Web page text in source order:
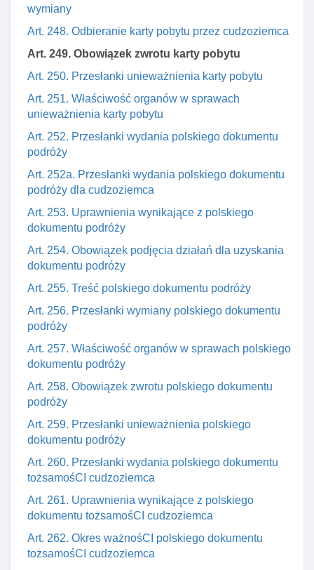
wymiany
Art. 248. Odbieranie karty pobytu przez cudzoziemca
Art. 249. Obowiązek zwrotu karty pobytu
Art. 250. Przesłanki unieważnienia karty pobytu
Art. 251. Właściwość organów w sprawach
unieważnienia karty pobytu
Art. 252. Przesłanki wydania polskiego dokumentu
podróży
Art. 252a. Przesłanki wydania polskiego dokumentu
podróży dla cudzoziemca
Art. 253. Uprawnienia wynikające z polskiego
dokumentu podróży
Art. 254. Obowiązek podjęcia działań dla uzyskania
dokumentu podróży
Art. 255. Treść polskiego dokumentu podróży
Art. 256. Przesłanki wymiany polskiego dokumentu
podróży
Art. 257. Właściwość organów w sprawach polskiego
dokumentu podróży
Art. 258. Obowiązek zwrotu polskiego dokumentu
podróży
Art. 259. Przesłanki unieważnienia polskiego
dokumentu podróży
Art. 260. Przesłanki wydania polskiego dokumentu
tożsamośCI cudzoziemca
Art. 261. Uprawnienia wynikające z polskiego
dokumentu tożsamośCI cudzoziemca
Art. 262. Okres ważnośCI polskiego dokumentu
tożsamośCI cudzoziemca